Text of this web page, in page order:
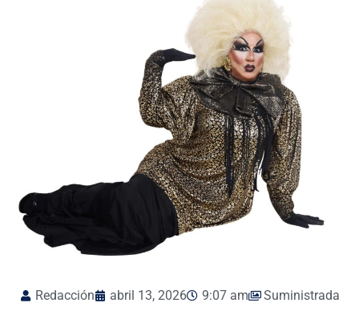
Redacción abril 13, 2026 9:07 am Suministrada